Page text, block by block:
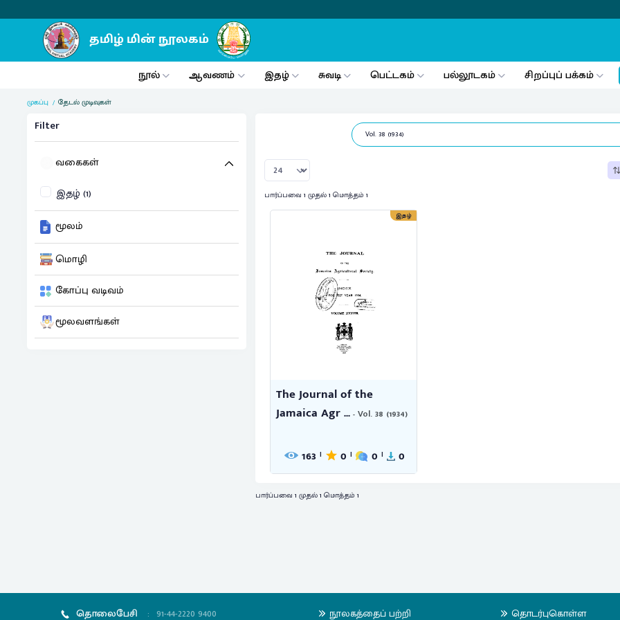
நூல் ஆவணம் இதழ் சுவடி பெட்டகம் பல்லூடகம் சிறப்புப் பக்கம்
முகப்பு தேடல் முடிவுகள்
Filter
வகைகள்
இதழ் (1)
மூலம்
மொழி
கோப்பு வடிவம்
மூலவளங்கள்
பார்ப்பவை 1 முதல் 1 மொத்தம் 1
இதழ்
The Journal of the
Jamaica Agr ...- Vol. 38 (1934)
163 | 0 | 0 | 0
பார்ப்பவை 1 முதல் 1 மொத்தம் 1
தொலைபேசி : 91-44-2220 9400 நூலகத்தைப் பற்றி தொடர்புகொள்ள